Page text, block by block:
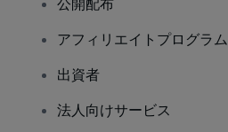
公開配布
アフィリエイトプログラム
出資者
法人向けサービス